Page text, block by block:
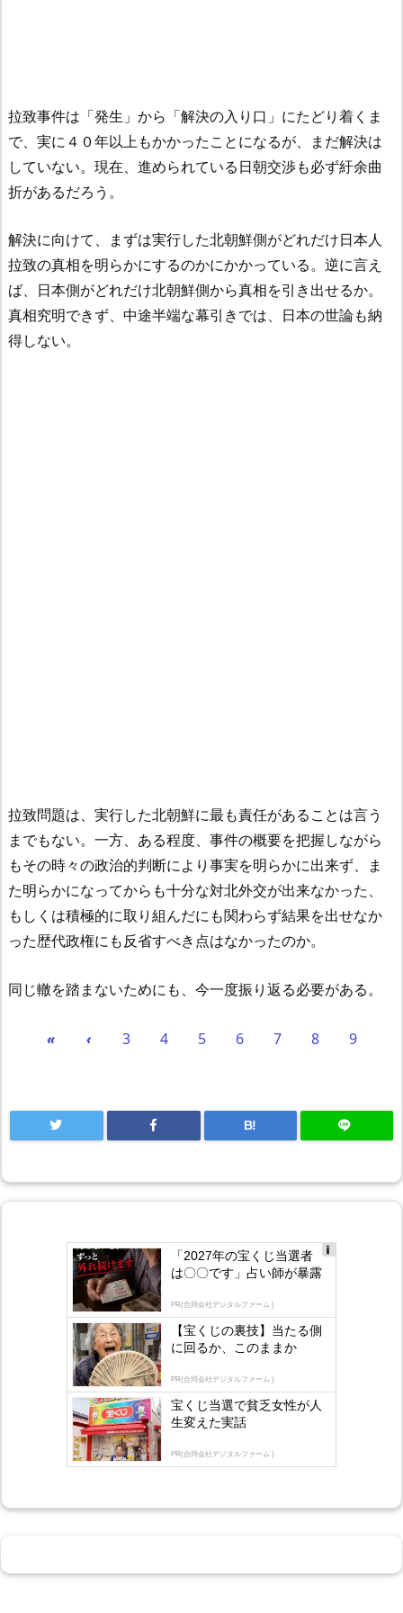
拉致事件は「発生」から「解決の入り口」にたどり着くま
で、実に４０年以上もかかったことになるが、まだ解決は
していない。現在、進められている日朝交渉も必ず紆余曲
折があるだろう。
解決に向けて、まずは実行した北朝鮮側がどれだけ日本人
拉致の真相を明らかにするのかにかかっている。逆に言え
ば、日本側がどれだけ北朝鮮側から真相を引き出せるか。
真相究明できず、中途半端な幕引きでは、日本の世論も納
得しない。
拉致問題は、実行した北朝鮮に最も責任があることは言う
までもない。一方、ある程度、事件の概要を把握しながら
もその時々の政治的判断により事実を明らかに出来ず、ま
た明らかになってからも十分な対北外交が出来なかった、
もしくは積極的に取り組んだにも関わらず結果を出せなか
った歴代政権にも反省すべき点はなかったのか。
同じ轍を踏まないためにも、今一度振り返る必要がある。
« ‹ 3 4 5 6 7 8 9
B!
gly
「2027年の宝くじ当選者
は〇〇です」占い師が暴露
PR(合同会社デジタルファーム )
【宝くじの裏技】当たる側
に回るか、このままか
PR(合同会社デジタルファーム )
宝くじ当選で貧乏女性が人
生変えた実話
PR(合同会社デジタルファーム )